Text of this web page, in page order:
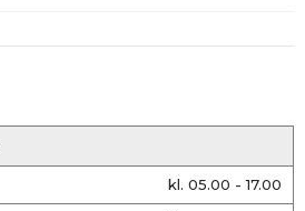
kl. 05.00 - 17.00